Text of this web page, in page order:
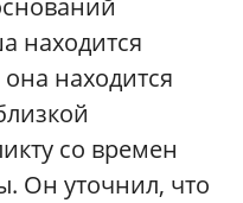
находится
находится
со времен
Он уточнил, что